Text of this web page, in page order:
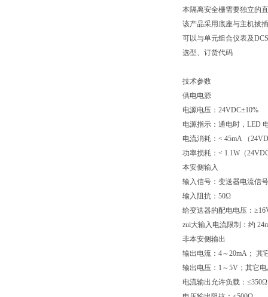
本隔离安全栅需要独立的
该产品采用底座与主机拔
可以与单元组合仪表及
选型、订货代码
技术参数
供电电源
电源电压：24VDC±10%
电源指示：通电时，LED
电流消耗：< 45mA （
功率损耗：< 1.1W（
本安侧输入
输入信号：变送器电流信
输入阻抗：50Ω
给变送器的配电电压：
zui大输入电流限制：约
非本安侧输出
输出电流：4～20mA； 其
输出电压：1～5V；其它
电流输出允许负载：≤350Ω